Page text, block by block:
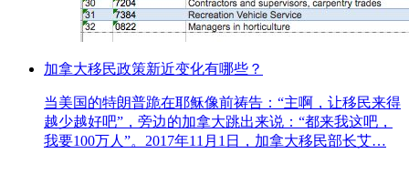
加拿大移民政策新近变化有哪些？
‍‍当美国的特朗普跪在耶稣像前祷告：“主啊，让移民来得
越少越好吧”，旁边的加拿大跳出来说：“都来我这吧，
我要100万人”。2017年11月1日，加拿大移民部长艾…